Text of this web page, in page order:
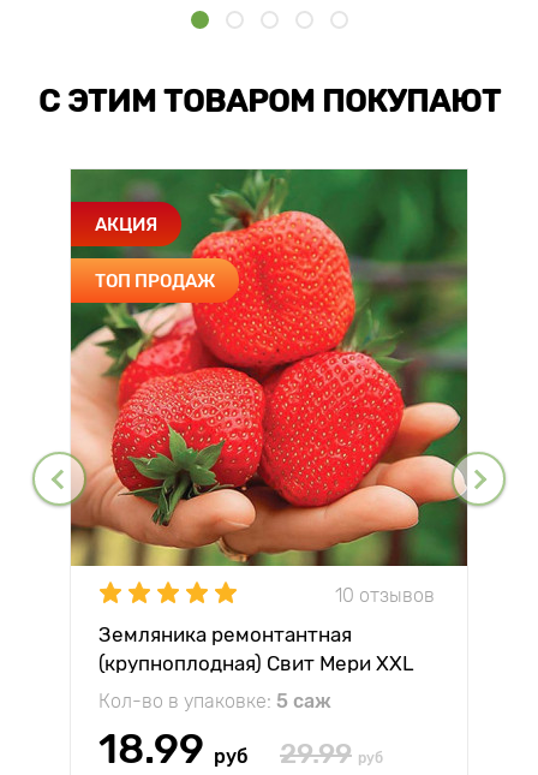
С ЭТИМ ТОВАРОМ ПОКУПАЮТ
АКЦИЯ
ТОП ПРОДАЖ
10 отзывов
Земляника ремонтантная
(крупноплодная) Свит Мери XXL
Кол-во в упаковке: 5 саж
18.99 руб 29.99 руб